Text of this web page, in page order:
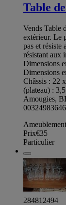
Table
Vends Table
extérieur. Le
pas et résiste
résistant aux
Dimensions
Dimensions
Châssis : 22
(plateau) :
Amougies,
Prix€35
Particulier
284812494